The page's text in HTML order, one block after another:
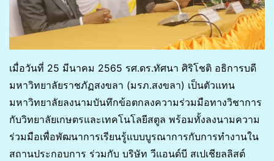
เมื่อวันที่ 25 มีนาคม 2565 รศ.ดร.ทัศนา ศิริโชติ อธิการบดี
มหาวิทยาลัยราชภัฏสงขลา (มรภ.สงขลา) เป็นตัวแทน
มหาวิทยาลัยลงนามบันทึกข้อตกลงความร่วมมือทางวิชาการ
กับวิทยาลัยเกษตรและเทคโนโลยีสตูล พร้อมทั้งลงนามความ
ร่วมมือเพื่อพัฒนาการเรียนรู้แบบบูรณาการกับการทำงานใน
สถานประกอบการ ร่วมกับ บริษัท วีแอนด์บี สเปเชียลลิสต์